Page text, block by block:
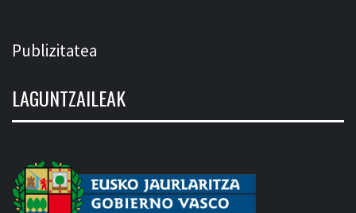
Publizitatea
LAGUNTZAILEAK